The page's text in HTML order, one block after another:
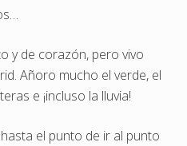
y de corazón, pero vivo
Añoro mucho el verde, el
e ¡incluso la lluvia!
el punto de ir al punto